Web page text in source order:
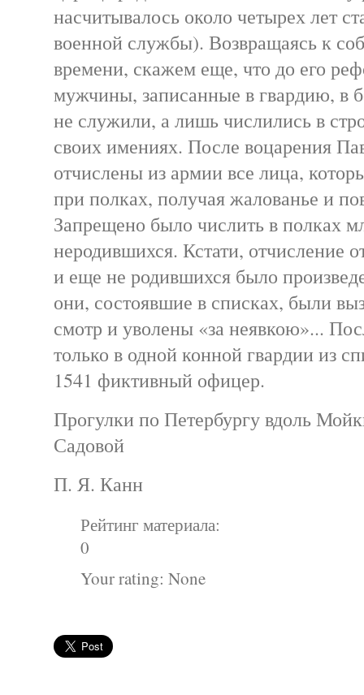
насчитывалось около четырех лет
военной службы). Возвращаясь к
времени, скажем еще, что до его
мужчины, записанные в гвардию, в
не служили, а лишь числились в
своих имениях. После воцарения
отчислены из армии все лица,
при полках, получая жалованье и
Запрещено было числить в полках
неродившихся. Кстати, отчисление
и еще не родившихся было
они, состоявшие в списках, были
смотр и уволены «за неявкою»...
только в одной конной гвардии из
1541 фиктивный офицер.
Прогулки по Петербургу вдоль
Садовой
П. Я. Канн
Рейтинг материала:
0
Your rating: None